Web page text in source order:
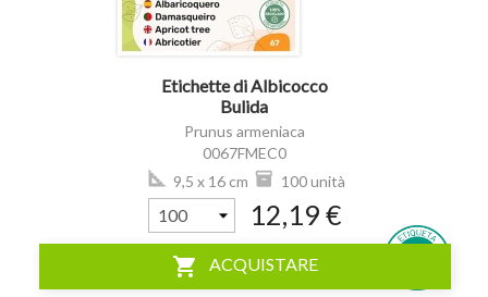
Etichette di Albicocco
Bulida
Prunus armeniaca
0067FMEC0
9,5 x 16 cm
100 unità
12,19 €
shopping_cart ACQUISTARE